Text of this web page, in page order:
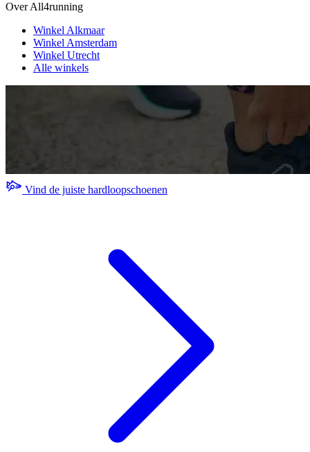
Over All4running
Winkel Alkmaar
Winkel Amsterdam
Winkel Utrecht
Alle winkels
Vind de juiste hardloopschoenen